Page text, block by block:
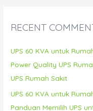
RECENT
UPS 60 KVA untuk
Power Quality UPS
UPS Rumah Sakit
UPS 60 KVA untuk
Panduan Memilih UPS